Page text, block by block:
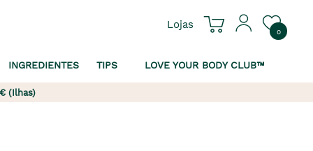
Lojas
0
INGREDIENTES TIPS LOVE YOUR BODY CLUB™
(Ilhas)